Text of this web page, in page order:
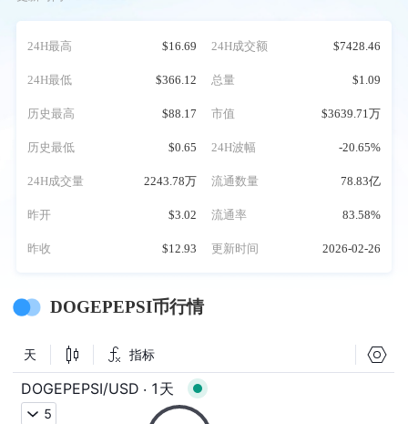
24H最高 $16.69 24H成交额 $7428.46
24H最低 $366.12 总量 $1.09
历史最高 $88.17 市值 $3639.71万
历史最低 $0.65 24H波幅 -20.65%
24H成交量 2243.78万 流通数量 78.83亿
昨开 $3.02 流通率 83.58%
昨收 $12.93 更新时间 2026-02-26
DOGEPEPSI币行情